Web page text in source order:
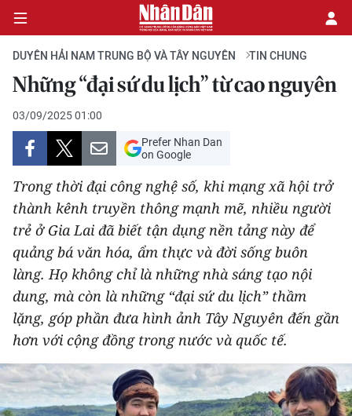
CHÍNH TRỊ
KINH TẾ
VĂN HÓA
XÃ HỘI
PHÁP LUẬT
DU LỊCH
THẾ GIỚI
THỂ THAO
GIÁO DỤC
DUYÊN HẢI NAM TRUNG BỘ VÀ TÂY NGUYÊN TIN CHUNG
Những “đại sứ du lịch” từ cao nguyên
03/09/2025 01:00
Prefer Nhan Dan
on Google
Trong thời đại công nghệ số, khi mạng xã hội trở
thành kênh truyền thông mạnh mẽ, nhiều người
trẻ ở Gia Lai đã biết tận dụng nền tảng này để
quảng bá văn hóa, ẩm thực và đời sống buôn
làng. Họ không chỉ là những nhà sáng tạo nội
dung, mà còn là những “đại sứ du lịch” thầm
lặng, góp phần đưa hình ảnh Tây Nguyên đến gần
hơn với cộng đồng trong nước và quốc tế.